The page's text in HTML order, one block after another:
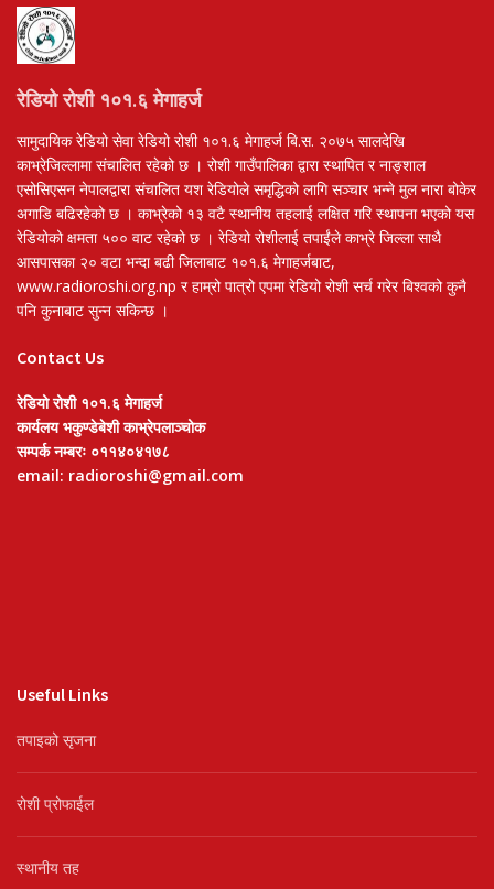
रेडियो रोशी १०१.६ मेगाहर्ज
सामुदायिक रेडियो सेवा रेडियो रोशी १०१.६ मेगाहर्ज बि.स. २०७५ सालदेखि
काभ्रेजिल्लामा संचालित रहेको छ । रोशी गाउँपालिका द्वारा स्थापित र नाङ्शाल
एसोसिएसन नेपालद्वारा संचालित यश रेडियोले समृद्धिको लागि सञ्चार भन्ने मुल नारा बोकेर
अगाडि बढिरहेको छ । काभ्रेको १३ वटै स्थानीय तहलाई लक्षित गरि स्थापना भएको यस
रेडियोको क्षमता ५०० वाट रहेको छ । रेडियो रोशीलाई तपाईंले काभ्रे जिल्ला साथै
आसपासका २० वटा भन्दा बढी जिलाबाट १०१.६ मेगाहर्जबाट,
www.radioroshi.org.np र हाम्रो पात्रो एपमा रेडियो रोशी सर्च गरेर बिश्वको कुनै
पनि कुनाबाट सुन्न सकिन्छ ।
Contact Us
रेडियो रोशी १०१.६ मेगाहर्ज
कार्यलय भकुण्डेबेशी काभ्रेपलाञ्चोक
सम्पर्क नम्बरः ०११४०४१७८
email: radioroshi@gmail.com
Useful Links
तपाइको सृजना
रोशी प्रोफाईल
स्थानीय तह